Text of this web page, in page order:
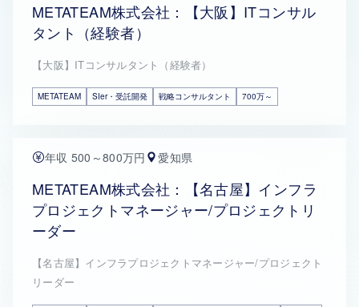
METATEAM株式会社：【大阪】ITコンサル
タント（経験者）
【大阪】ITコンサルタント（経験者）
METATEAM SIer・受託開発 戦略コンサルタント 700万～
年収 500～800万円 愛知県
METATEAM株式会社：【名古屋】インフラ
プロジェクトマネージャー/プロジェクトリ
ーダー
【名古屋】インフラプロジェクトマネージャー/プロジェクト
リーダー